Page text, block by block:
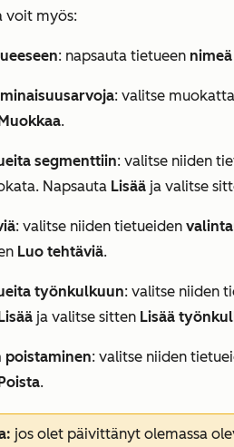
voit myös:
: napsauta tietueen nimeä
: valitse
.
segmenttiin: valitse niiden
Napsauta Lisää ja valitse
: valitse niiden tietueiden
Luo tehtäviä.
työnkulkuun: valitse niiden
ja valitse sitten Lisää
poistaminen: valitse niiden
.
jos olet päivittänyt olemassa